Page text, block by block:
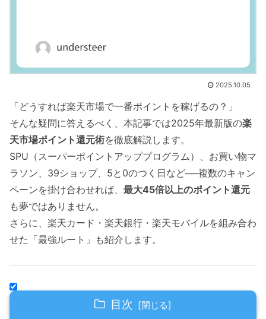
2025.10.05
「どうすれば楽天市場で一番ポイントを稼げるの？」
そんな疑問に答えるべく、本記事では2025年最新版の楽
天市場ポイント還元術を徹底解説します。
SPU（スーパーポイントアッププログラム）、お買い物マ
ラソン、39ショップ、5と0のつく日など──複数のキャン
ペーンを掛け合わせれば、 最大45倍以上のポイント還元
も夢ではありません。
さらに、楽天カード・楽天銀行・楽天モバイルを組み合わ
せた「最強ルート」も紹介します。
目次